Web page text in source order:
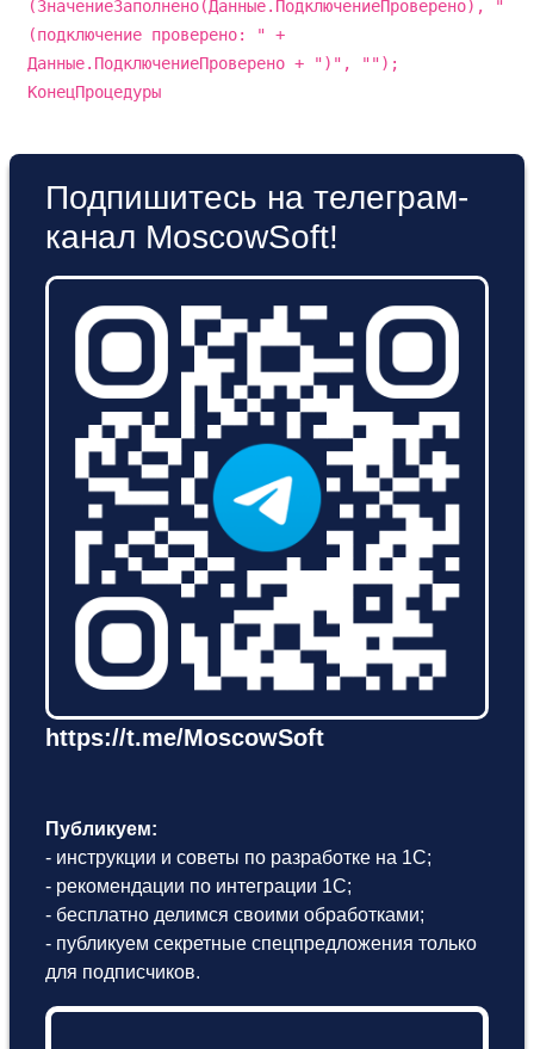
(ЗначениеЗаполнено(Данные.ПодключениеПроверено), "
(подключение проверено: " +
Данные.ПодключениеПроверено + ")", "");
КонецПроцедуры
Подпишитесь на телеграм-
канал MoscowSoft!
https://t.me/MoscowSoft
Публикуем:
- инструкции и советы по разработке на 1С;
- рекомендации по интеграции 1С;
- бесплатно делимся своими обработками;
- публикуем секретные спецпредложения только
для подписчиков.